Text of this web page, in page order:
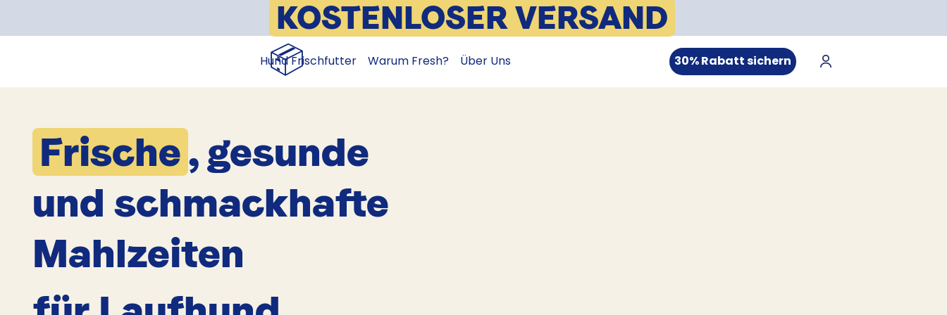
Hund Frischfutter Warum Fresh? Über Uns 30% Rabatt sichern
KOSTENLOSER VERSAND
📦
Frische, gesunde
und schmackhafte
Mahlzeiten